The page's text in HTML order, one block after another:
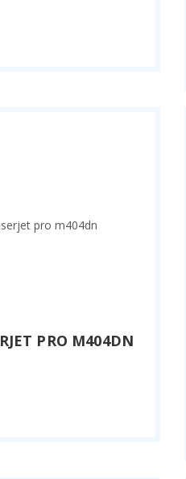
PRO M404DN